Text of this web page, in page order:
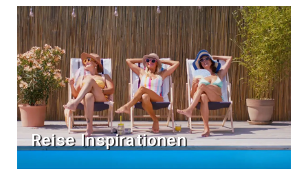
Reise Inspirationen